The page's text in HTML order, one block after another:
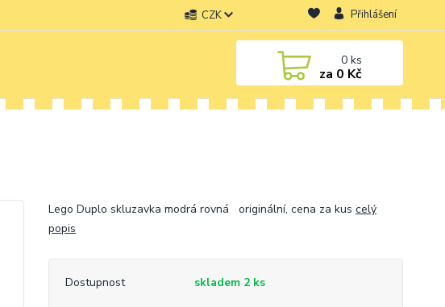
CZK Přihlášení
0ks
za 0 Kč
Lego Duplo skluzavka modrá rovná originální, cena za kus celý
popis
Dostupnost skladem 2 ks